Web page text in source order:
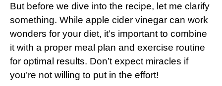
But before we dive into the recipe, let me clarify
something. While apple cider vinegar can work
wonders for your diet, it’s important to combine
it with a proper meal plan and exercise routine
for optimal results. Don’t expect miracles if
you’re not willing to put in the effort!